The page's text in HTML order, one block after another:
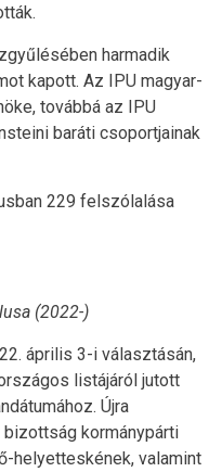
harmadik
kapott. Az IPU magyar-
továbbá az IPU
baráti csoportjainak
229 felszólalása
(2022-)
április 3-i választásán,
listájáról jutott
Újra
kormánypárti
helyetteskének, valamint